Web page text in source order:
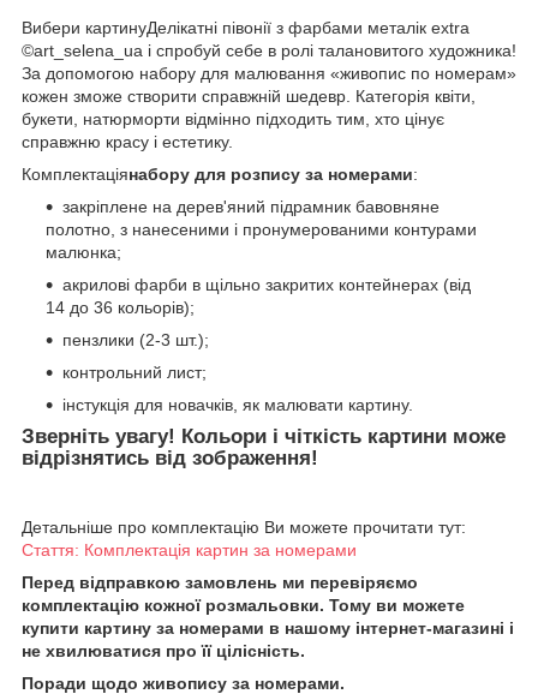
Вибери картинуДелікатні півонії з фарбами металік extra
©art_selena_ua і спробуй себе в ролі талановитого художника!
За допомогою набору для малювання «живопис по номерам»
кожен зможе створити справжній шедевр. Категорія квіти,
букети, натюрморти відмінно підходить тим, хто цінує
справжню красу і естетику.
Комплектаціянабору для розпису за номерами:
закріплене на дерев'яний підрамник бавовняне
полотно, з нанесеними і пронумерованими контурами
малюнка;
акрилові фарби в щільно закритих контейнерах (від
14 до 36 кольорів);
пензлики (2-3 шт.);
контрольний лист;
інстукція для новачків, як малювати картину.
Зверніть увагу! Кольори і чіткість картини може
відрізнятись від зображення!
Детальніше про комплектацію Ви можете прочитати тут:
Стаття: Комплектація картин за номерами
Перед відправкою замовлень ми перевіряємо
комплектацію кожної розмальовки. Тому ви можете
купити картину за номерами в нашому інтернет-магазині і
не хвилюватися про її цілісність.
Поради щодо живопису за номерами.